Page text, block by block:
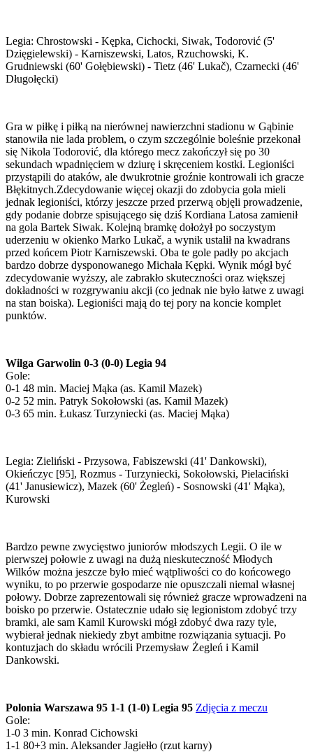
Legia: Chrostowski - Kępka, Cichocki, Siwak, Todorović (5'
Dzięgielewski) - Karniszewski, Latos, Rzuchowski, K.
Grudniewski (60' Gołębiewski) - Tietz (46' Lukač), Czarnecki (46'
Długołęcki)
Gra w piłkę i piłką na nierównej nawierzchni stadionu w Gąbinie
stanowiła nie lada problem, o czym szczególnie boleśnie przekonał
się Nikola Todorović, dla którego mecz zakończył się po 30
sekundach wpadnięciem w dziurę i skręceniem kostki. Legioniści
przystąpili do ataków, ale dwukrotnie groźnie kontrowali ich gracze
Błękitnych.Zdecydowanie więcej okazji do zdobycia gola mieli
jednak legioniści, którzy jeszcze przed przerwą objęli prowadzenie,
gdy podanie dobrze spisującego się dziś Kordiana Latosa zamienił
na gola Bartek Siwak. Kolejną bramkę dołożył po soczystym
uderzeniu w okienko Marko Lukač, a wynik ustalił na kwadrans
przed końcem Piotr Karniszewski. Oba te gole padły po akcjach
bardzo dobrze dysponowanego Michała Kępki. Wynik mógł być
zdecydowanie wyższy, ale zabrakło skuteczności oraz większej
dokładności w rozgrywaniu akcji (co jednak nie było łatwe z uwagi
na stan boiska). Legioniści mają do tej pory na koncie komplet
punktów.
Wilga Garwolin 0-3 (0-0) Legia 94
Gole:
0-1 48 min. Maciej Mąka (as. Kamil Mazek)
0-2 52 min. Patryk Sokołowski (as. Kamil Mazek)
0-3 65 min. Łukasz Turzyniecki (as. Maciej Mąka)
Legia: Zieliński - Przysowa, Fabiszewski (41' Dankowski),
Okieńczyc [95], Rozmus - Turzyniecki, Sokołowski, Pielaciński
(41' Janusiewicz), Mazek (60' Żegleń) - Sosnowski (41' Mąka),
Kurowski
Bardzo pewne zwycięstwo juniorów młodszych Legii. O ile w
pierwszej połowie z uwagi na dużą nieskuteczność Młodych
Wilków można jeszcze było mieć wątpliwości co do końcowego
wyniku, to po przerwie gospodarze nie opuszczali niemal własnej
połowy. Dobrze zaprezentowali się również gracze wprowadzeni na
boisko po przerwie. Ostatecznie udało się legionistom zdobyć trzy
bramki, ale sam Kamil Kurowski mógł zdobyć dwa razy tyle,
wybierał jednak niekiedy zbyt ambitne rozwiązania sytuacji. Po
kontuzjach do składu wrócili Przemysław Żegleń i Kamil
Dankowski.
Polonia Warszawa 95 1-1 (1-0) Legia 95 Zdjęcia z meczu
Gole:
1-0 3 min. Konrad Cichowski
1-1 80+3 min. Aleksander Jagiełło (rzut karny)